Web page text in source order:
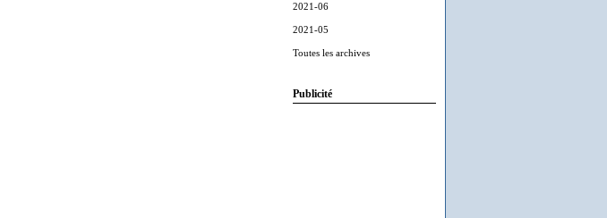
2021-06
2021-05
Toutes les archives
Publicité